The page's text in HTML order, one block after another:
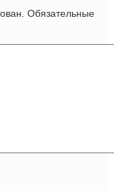
Обязательные